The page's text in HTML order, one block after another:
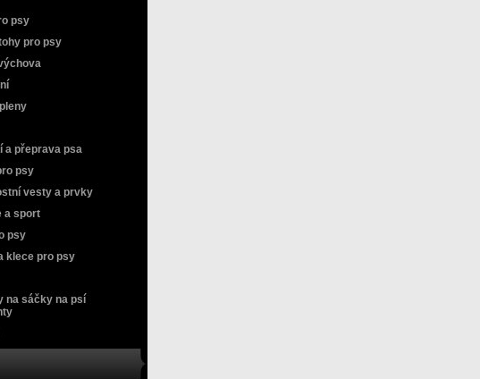
psy
pro psy
a přeprava psa
psy
vesty a prvky
a sport
psy
klece pro psy
na sáčky na psí